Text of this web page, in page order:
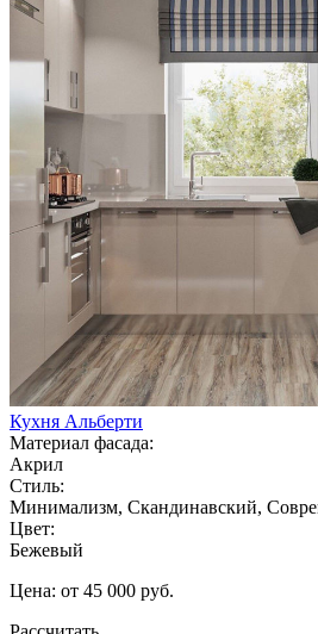
Кухня Альберти
Материал фасада:
Акрил
Стиль:
Минимализм, Скандинавский,
Цвет:
Бежевый
Цена: от 45 000 руб.